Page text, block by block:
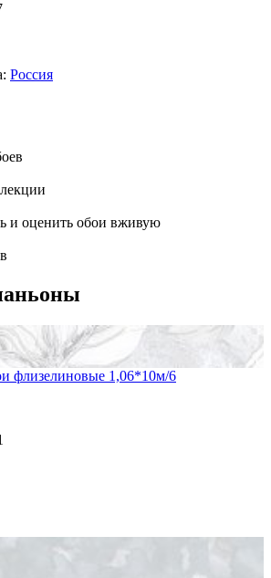
Россия
и оценить обои вживую
флизелиновые 1,06*10м/6